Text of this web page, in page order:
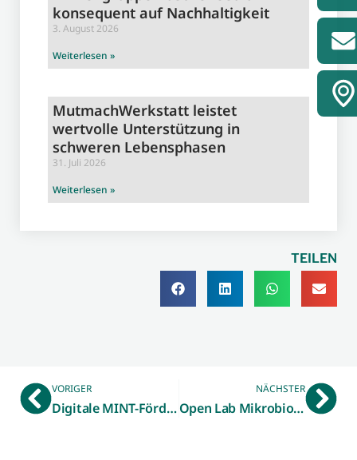
konsequent auf Nachhaltigkeit
3. August 2026
Weiterlesen »
MutmachWerkstatt leistet
wertvolle Unterstützung in
schweren Lebensphasen
31. Juli 2026
Weiterlesen »
TEILEN
VORIGER
Digitale MINT-Förderung – WFG-TV Beitrag vom 16.08.2022
NÄCHSTER
Open Lab Mikrobiologie – Schülerbesuch im Bio-Diagnostix-Labor in Reken